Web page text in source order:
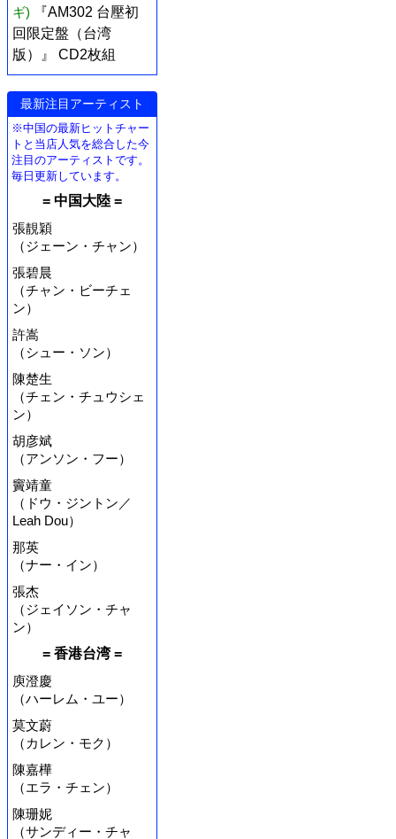
ギ)
『AM302 台壓初
回限定盤（台湾
版）』 CD2枚組
最新注目アーティスト
※中国の最新ヒットチャー
トと当店人気を総合した今
注目のアーティストです。
毎日更新しています。
= 中国大陸 =
張靚穎
（ジェーン・チャン）
張碧晨
（チャン・ビーチェ
ン）
許嵩
（シュー・ソン）
陳楚生
（チェン・チュウシェ
ン）
胡彦斌
（アンソン・フー）
竇靖童
（ドウ・ジントン／
Leah Dou）
那英
（ナー・イン）
張杰
（ジェイソン・チャ
ン）
= 香港台湾 =
庾澄慶
（ハーレム・ユー）
莫文蔚
（カレン・モク）
陳嘉樺
（エラ・チェン）
陳珊妮
（サンディー・チャ